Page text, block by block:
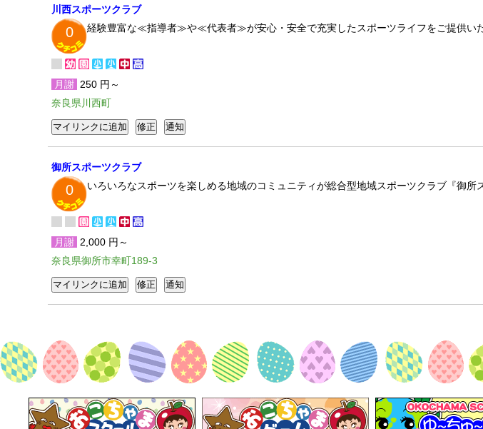
川西スポーツクラブ
0 経験豊富な≪指導者≫や≪代表者≫が安心・安全で充実したスポーツライフをご提供いた
月謝 250 円～
奈良県川西町
御所スポーツクラブ
0 いろいろなスポーツを楽しめる地域のコミュニティが総合型地域スポーツクラブ『御所
月謝 2,000 円～
奈良県御所市幸町189-3